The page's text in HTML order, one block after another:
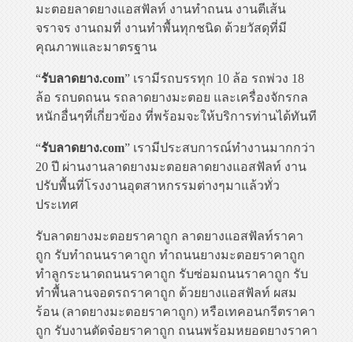
มะตอยลาดยางแอสฟัลท์ งานทำถนน งานตีเส้น
จราจร งานถมที่ งานทำพื้นทุกชนิด ด้วยวัสดุที่มี
คุณภาพและมาตรฐาน
“รับลาดยาง.com” เรามีรถบรรทุก 10 ล้อ รถพ่วง 18
ล้อ รถบดถนน รถลาดยางมะตอย และเครื่องจักรกล
หนักอื่นๆที่เกี่ยวข้อง ที่พร้อมจะให้บริการท่านได้ทันที
“รับลาดยาง.com” เรามีประสบการณ์ทำงานมากกว่า
20 ปี ผ่านงานลาดยางมะตอยลาดยางแอสฟัลท์ งาน
ปรับพื้นที่โรงงานอุตสาหกรรมต่างๆมาแล้วทั่ว
ประเทศ
รับลาดยางมะตอยราคาถูก ลาดยางแอสฟัลท์ราคา
ถูก รับทำถนนราคาถูก ทำถนนยางมะตอยราคาถูก
ทำลูกระนาดถนนราคาถูก รับซ่อมถนนราคาถูก รับ
ทำพื้นลานจอดรถราคาถูก ด้วยยางแอสฟัลท์ ผสม
ร้อน (ลาดยางมะตอยราคาถูก) หรือเทคอนกรีตราคา
ถูก รับงานตัดจ๋อยราคาถูก ถนนพร้อมหยอดยางราคา